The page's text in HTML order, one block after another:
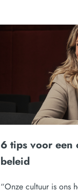
6 tips voor een
beleid
“Onze cultuur is ons